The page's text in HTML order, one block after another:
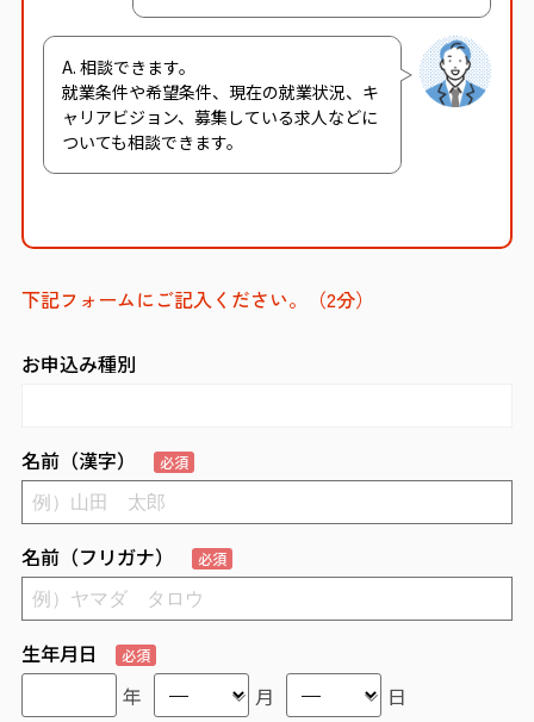
A. 相談できます。
就業条件や希望条件、現在の就業状況、キ
ャリアビジョン、募集している求人などに
ついても相談できます。
下記フォームにご記入ください。（2分）
お申込み種別
名前（漢字） 必須
名前（フリガナ） 必須
生年月日 必須
年 月
日